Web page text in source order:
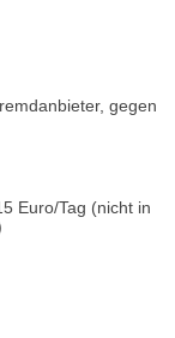
gegen
Euro/Tag (nicht in